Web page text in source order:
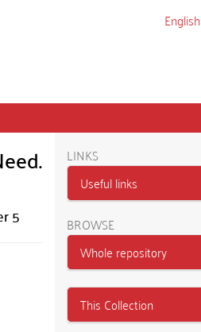
English
5
LINKS
Useful links
BROWSE
Whole repository
This Collection